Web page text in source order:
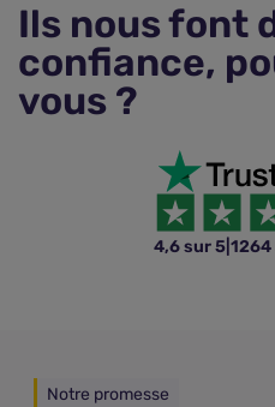
Ils nous font
confiance,
vous ?
4,6 sur 5 1264
Notre promesse